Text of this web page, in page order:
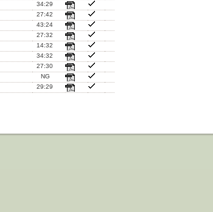
34:29
27:42
43:24
27:32
14:32
34:32
27:30
NG
29:29